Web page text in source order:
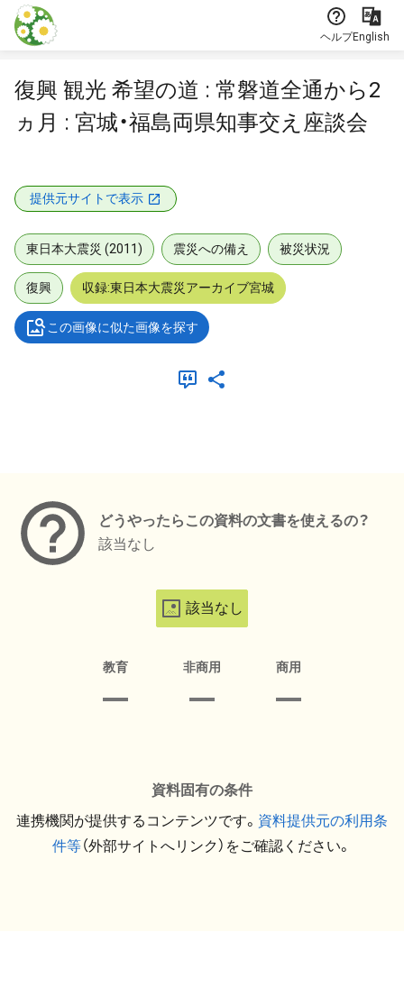
本文に飛ぶ
ヘルプEnglish
復興 観光 希望の道 : 常磐道全通から2
ヵ月 : 宮城・福島両県知事交え座談会
提供元サイトで表示
東日本大震災 (2011) 震災への備え 被災状況
復興 収録:東日本大震災アーカイブ宮城
この画像に似た画像を探す
どうやったらこの資料の文書を使えるの？
該当なし
該当なし
教育 非商用 商用
資料固有の条件
連携機関が提供するコンテンツです。 資料提供元の利用条
件等（外部サイトへリンク）をご確認ください。